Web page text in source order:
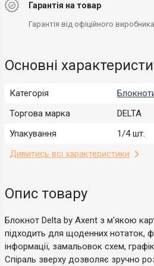
Гарантія на товар
Гарантія від офіційного виробника
Основні
Категорія
Торгова марка
DELTA
Упакування
1/4 шт.
Дивитись всі характеристики
Опис товару
Блокнот Delta by Axent з м'якою
підходить для щоденних нотаток,
інформації, замальовок схем,
Спіраль зверху дозволяє зручно